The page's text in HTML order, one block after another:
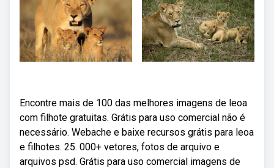
Encontre mais de 100 das melhores imagens de leoa
com filhote gratuitas. Grátis para uso comercial não é
necessário. Webache e baixe recursos grátis para leoa
e filhotes. 25. 000+ vetores, fotos de arquivo e
arquivos psd. Grátis para uso comercial imagens de